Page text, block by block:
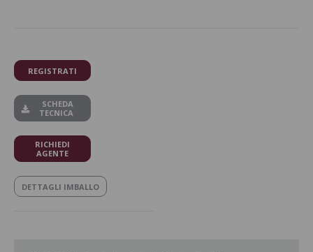
REGISTRATI
SCHEDA
TECNICA
RICHIEDI
AGENTE
DETTAGLI IMBALLO